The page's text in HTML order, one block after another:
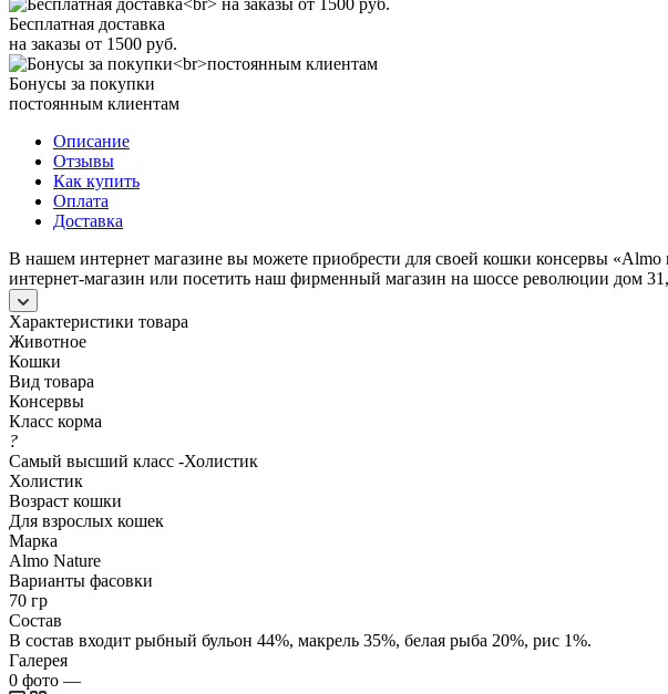
Бесплатная доставка
на заказы от 1500 руб.
Бонусы за покупки
постоянным клиентам
Описание
Отзывы
Как купить
Оплата
Доставка
В нашем интернет магазине вы можете приобрести для своей кошки консервы
интернет-магазин или посетить наш фирменный магазин на шоссе революции дом
Характеристики товара
Животное
Кошки
Вид товара
Консервы
Класс корма
?
Самый высший класс -Холистик
Холистик
Возраст кошки
Для взрослых кошек
Марка
Almo Nature
Варианты фасовки
70 гр
Состав
В состав входит рыбный бульон 44%, макрель 35%, белая рыба 20%, рис 1%.
Галерея
0 фото —